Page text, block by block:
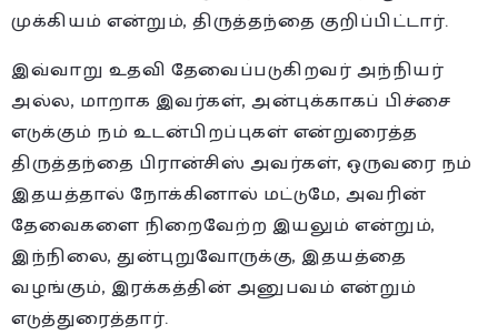
முக்கியம் என்றும், திருத்தந்தை குறிப்பிட்டார்.
இவ்வாறு உதவி தேவைப்படுகிறவர் அந்நியர்
அல்ல, மாறாக இவர்கள், அன்புக்காகப் பிச்சை
எடுக்கும் நம் உடன்பிறப்புகள் என்றுரைத்த
திருத்தந்தை பிரான்சிஸ் அவர்கள், ஒருவரை நம்
இதயத்தால் நோக்கினால் மட்டுமே, அவரின்
தேவைகளை நிறைவேற்ற இயலும் என்றும்,
இந்நிலை, துன்புறுவோருக்கு, இதயத்தை
வழங்கும், இரக்கத்தின் அனுபவம் என்றும்
எடுத்துரைத்தார்.